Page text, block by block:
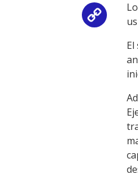
Copy
Link